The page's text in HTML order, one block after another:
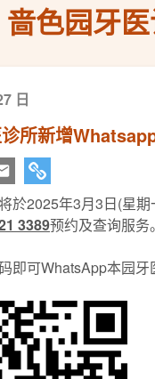
啬色园牙
日
所新增
於2025年3月3日(星
3389预约及查询服务。
即可WhatsApp本园牙